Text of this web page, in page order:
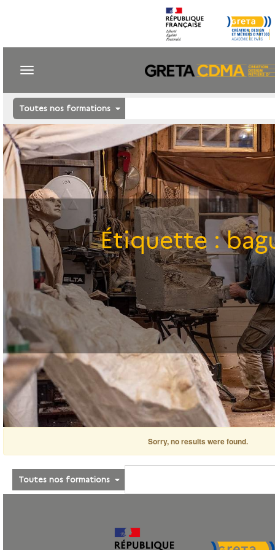
Toutes nos formations
Étiquette :
Sorry, no results were found.
Toutes nos formations